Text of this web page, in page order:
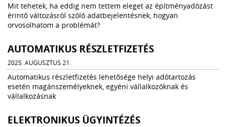
Mit tehetek, ha eddig nem tettem eleget az építményadózást
érintő változásról szóló adatbejelentésnek, hogyan
orvosolhatom a problémát?
AUTOMATIKUS RÉSZLETFIZETÉS
2025. AUGUSZTUS 21.
Automatikus részletfizetés lehetősége helyi adótartozás
esetén magánszemélyeknek, egyéni vállalkozóknak és
vállalkozásnak
ELEKTRONIKUS ÜGYINTÉZÉS